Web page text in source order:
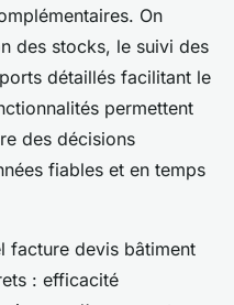
On
des stocks, le suivi des
détaillés facilitant le
permettent
des décisions
fiables et en temps
facture devis bâtiment
: efficacité